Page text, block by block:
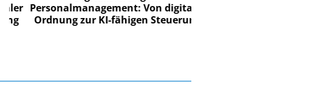
Personalmanagement: Von digitaler
Ordnung zur KI-fähigen Steuerung